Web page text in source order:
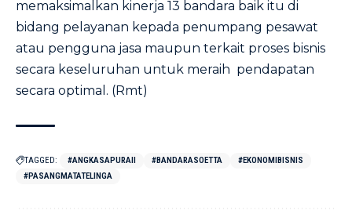
memaksimalkan kinerja 13 bandara baik itu di
bidang pelayanan kepada penumpang pesawat
atau pengguna jasa maupun terkait proses bisnis
secara keseluruhan untuk meraih pendapatan
secara optimal. (Rmt)
TAGGED: #ANGKASAPURAII #BANDARASOETTA
#EKONOMIBISNIS
#PASANGMATATELINGA